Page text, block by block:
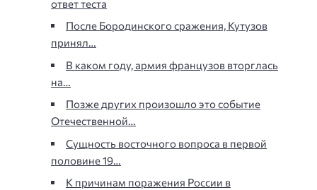
ответ теста
После Бородинского сражения, Кутузов
принял…
В каком году, армия французов вторглась
на…
Позже других произошло это событие
Отечественной…
Сущность восточного вопроса в первой
половине 19…
К причинам поражения России в